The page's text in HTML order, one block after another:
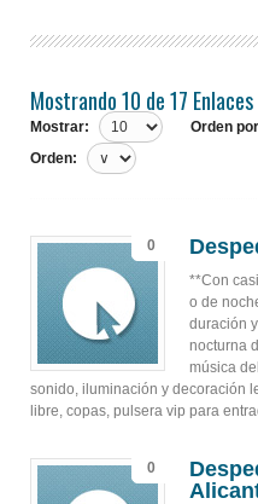
Mostrando 10 de 17 Enlaces
Mostrar:
Orden
Orden:
0
**Con
o de
duración
nocturna
música
sonido, iluminación y decoración
libre, copas, pulsera vip para
0